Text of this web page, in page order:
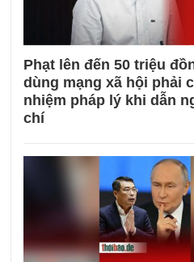
Phạt lên đến 50 triệu
dùng mạng xã hội phải
nhiệm pháp lý khi dẫn
chí